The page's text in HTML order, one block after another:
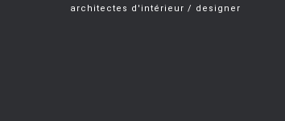
architectes d'intérieur / designer